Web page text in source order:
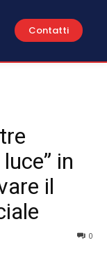
Contatti
in
il
0